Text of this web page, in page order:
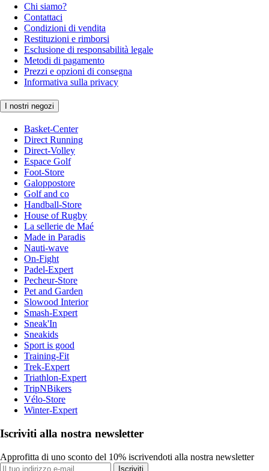
Chi siamo?
Contattaci
Condizioni di vendita
Restituzioni e rimborsi
Esclusione di responsabilità legale
Metodi di pagamento
Prezzi e opzioni di consegna
Informativa sulla privacy
I nostri negozi
Basket-Center
Direct Running
Direct-Volley
Espace Golf
Foot-Store
Galoppostore
Golf and co
Handball-Store
House of Rugby
La sellerie de Maé
Made in Paradis
Nauti-wave
On-Fight
Padel-Expert
Pecheur-Store
Pet and Garden
Slowood Interior
Smash-Expert
Sneak'In
Sneakids
Sport is good
Training-Fit
Trek-Expert
Triathlon-Expert
TripNBikers
Vélo-Store
Winter-Expert
Iscriviti alla nostra newsletter
Approfitta di uno sconto del 10% iscrivendoti alla nostra newsletter
Iscriviti